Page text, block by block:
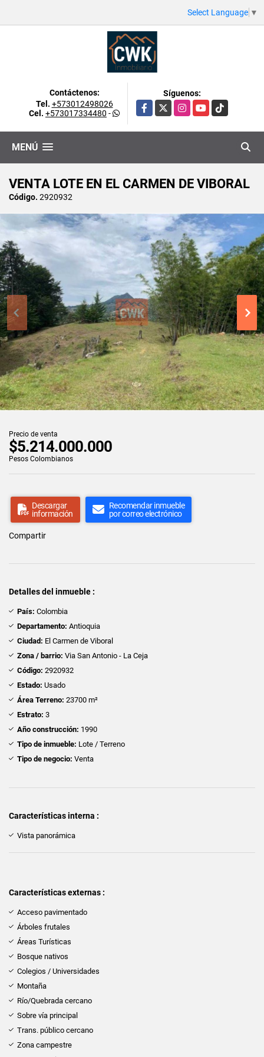
Select Language ▼
Contáctenos:
Tel. +573012498026
Cel. +573017334480 -
Síguenos:
Facebook
X InstagramYouTubeTikTok
MENÚ
VENTA LOTE EN EL CARMEN DE VIBORAL
Código. 2920932
Precio de venta
$5.214.000.000
Pesos Colombianos
Descargar
información
Recomendar inmueble
por correo electrónico
Compartir
Detalles del inmueble :
País: Colombia
Departamento: Antioquia
Ciudad: El Carmen de Viboral
Zona / barrio: Via San Antonio - La Ceja
Código: 2920932
Estado: Usado
Área Terreno: 23700 m²
Estrato: 3
Año construcción: 1990
Tipo de inmueble: Lote / Terreno
Tipo de negocio: Venta
Características interna :
Vista panorámica
Características externas :
Acceso pavimentado
Árboles frutales
Áreas Turísticas
Bosque nativos
Colegios / Universidades
Montaña
Río/Quebrada cercano
Sobre vía principal
Trans. público cercano
Zona campestre